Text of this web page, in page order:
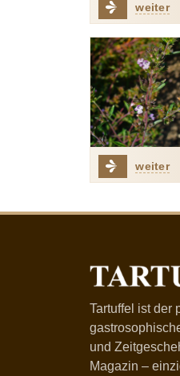
weiter
weiter
Tartuffel ist der
und
Magazin –